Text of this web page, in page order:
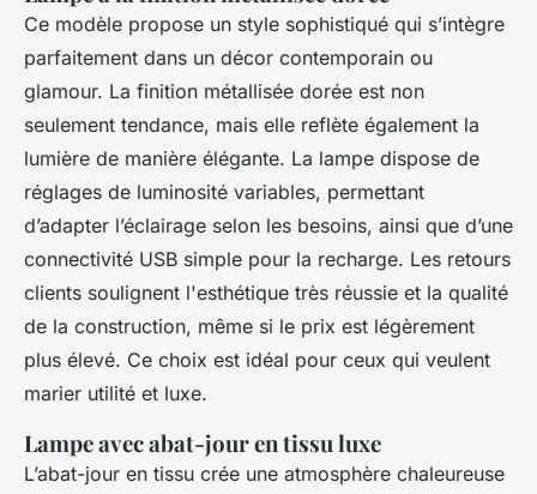
Ce modèle propose un style sophistiqué qui s’intègre
parfaitement dans un décor contemporain ou
glamour. La finition métallisée dorée est non
seulement tendance, mais elle reflète également la
lumière de manière élégante. La lampe dispose de
réglages de luminosité variables, permettant
d’adapter l’éclairage selon les besoins, ainsi que d’une
connectivité USB simple pour la recharge. Les retours
clients soulignent l'esthétique très réussie et la qualité
de la construction, même si le prix est légèrement
plus élevé. Ce choix est idéal pour ceux qui veulent
marier utilité et luxe.
Lampe avec abat-jour en tissu luxe
L’abat-jour en tissu crée une atmosphère chaleureuse